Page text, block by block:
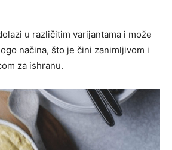
u različitim varijantama i može
načina, što je čini zanimljivom i
za ishranu.